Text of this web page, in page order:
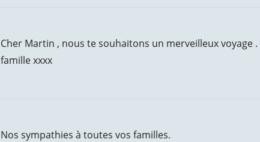
Cher Martin , nous te souhaitons un merveilleux voyage
famille xxxx
Nos sympathies à toutes vos familles.